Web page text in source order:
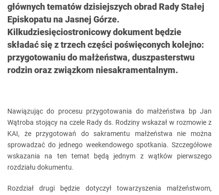
głównych tematów dzisiejszych obrad Rady Stałej
Episkopatu na Jasnej Górze.
Kilkudziesięciostronicowy dokument będzie
składać się z trzech części poświęconych kolejno:
przygotowaniu do małżeństwa, duszpasterstwu
rodzin oraz związkom niesakramentalnym.
Nawiązując do procesu przygotowania do małżeństwa bp Jan
Wątroba stojący na czele Rady ds. Rodziny wskazał w rozmowie z
KAI, że przygotowań do sakramentu małżeństwa nie można
sprowadzać do jednego weekendowego spotkania. Szczegółowe
wskazania na ten temat będą jednym z wątków pierwszego
rozdziału dokumentu.
Rozdział drugi będzie dotyczył towarzyszenia małżeństwom,